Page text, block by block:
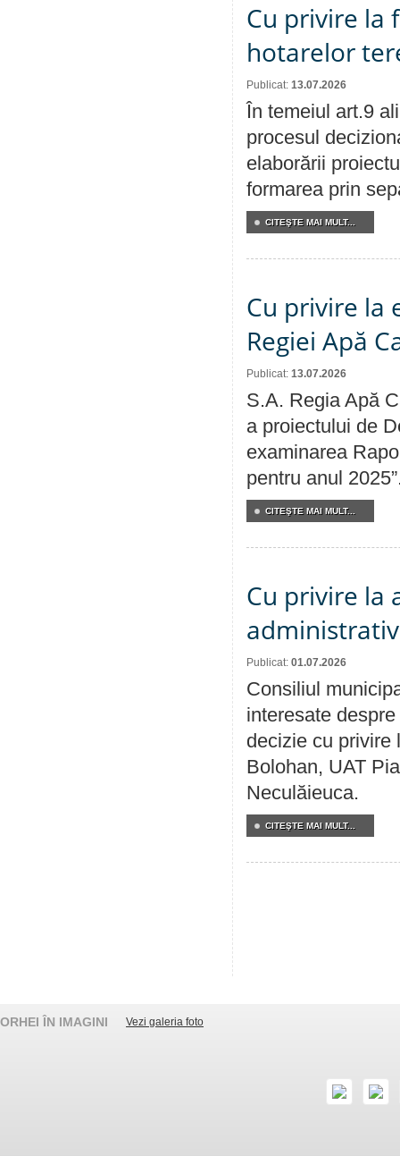
Cu privire la
hotarelor
Publicat: 13.07.2026
În temeiul art.9
procesul
elaborării
formarea prin
CITEŞTE MAI MULT...
Cu privire la
Regiei Apă
Publicat: 13.07.2026
S.A. Regia Apă
a proiectului de
examinarea
pentru anul
CITEŞTE MAI MULT...
Cu privire la
Publicat: 01.07.2026
Consiliul
interesate
decizie cu privire
Bolohan, UAT
Neculăieuca.
CITEŞTE MAI MULT...
ORHEI ÎN IMAGINI Vezi galeria foto